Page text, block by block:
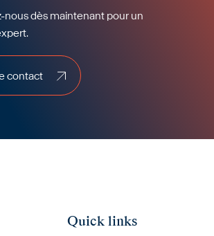
nous dès maintenant pour un
contact
contact
Quick links